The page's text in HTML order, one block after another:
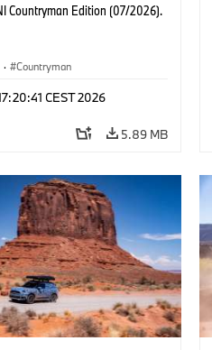
Countryman Edition (07/2026).
· Countryman
CEST 2026
5.89 MB